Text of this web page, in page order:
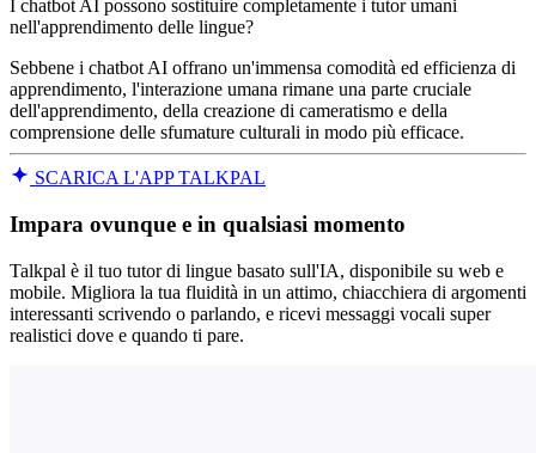
I chatbot AI possono sostituire completamente i tutor umani
nell'apprendimento delle lingue?
Sebbene i chatbot AI offrano un'immensa comodità ed efficienza di
apprendimento, l'interazione umana rimane una parte cruciale
dell'apprendimento, della creazione di cameratismo e della
comprensione delle sfumature culturali in modo più efficace.
SCARICA L'APP TALKPAL
Impara ovunque e in qualsiasi momento
Talkpal è il tuo tutor di lingue basato sull'IA, disponibile su web e
mobile. Migliora la tua fluidità in un attimo, chiacchiera di argomenti
interessanti scrivendo o parlando, e ricevi messaggi vocali super
realistici dove e quando ti pare.